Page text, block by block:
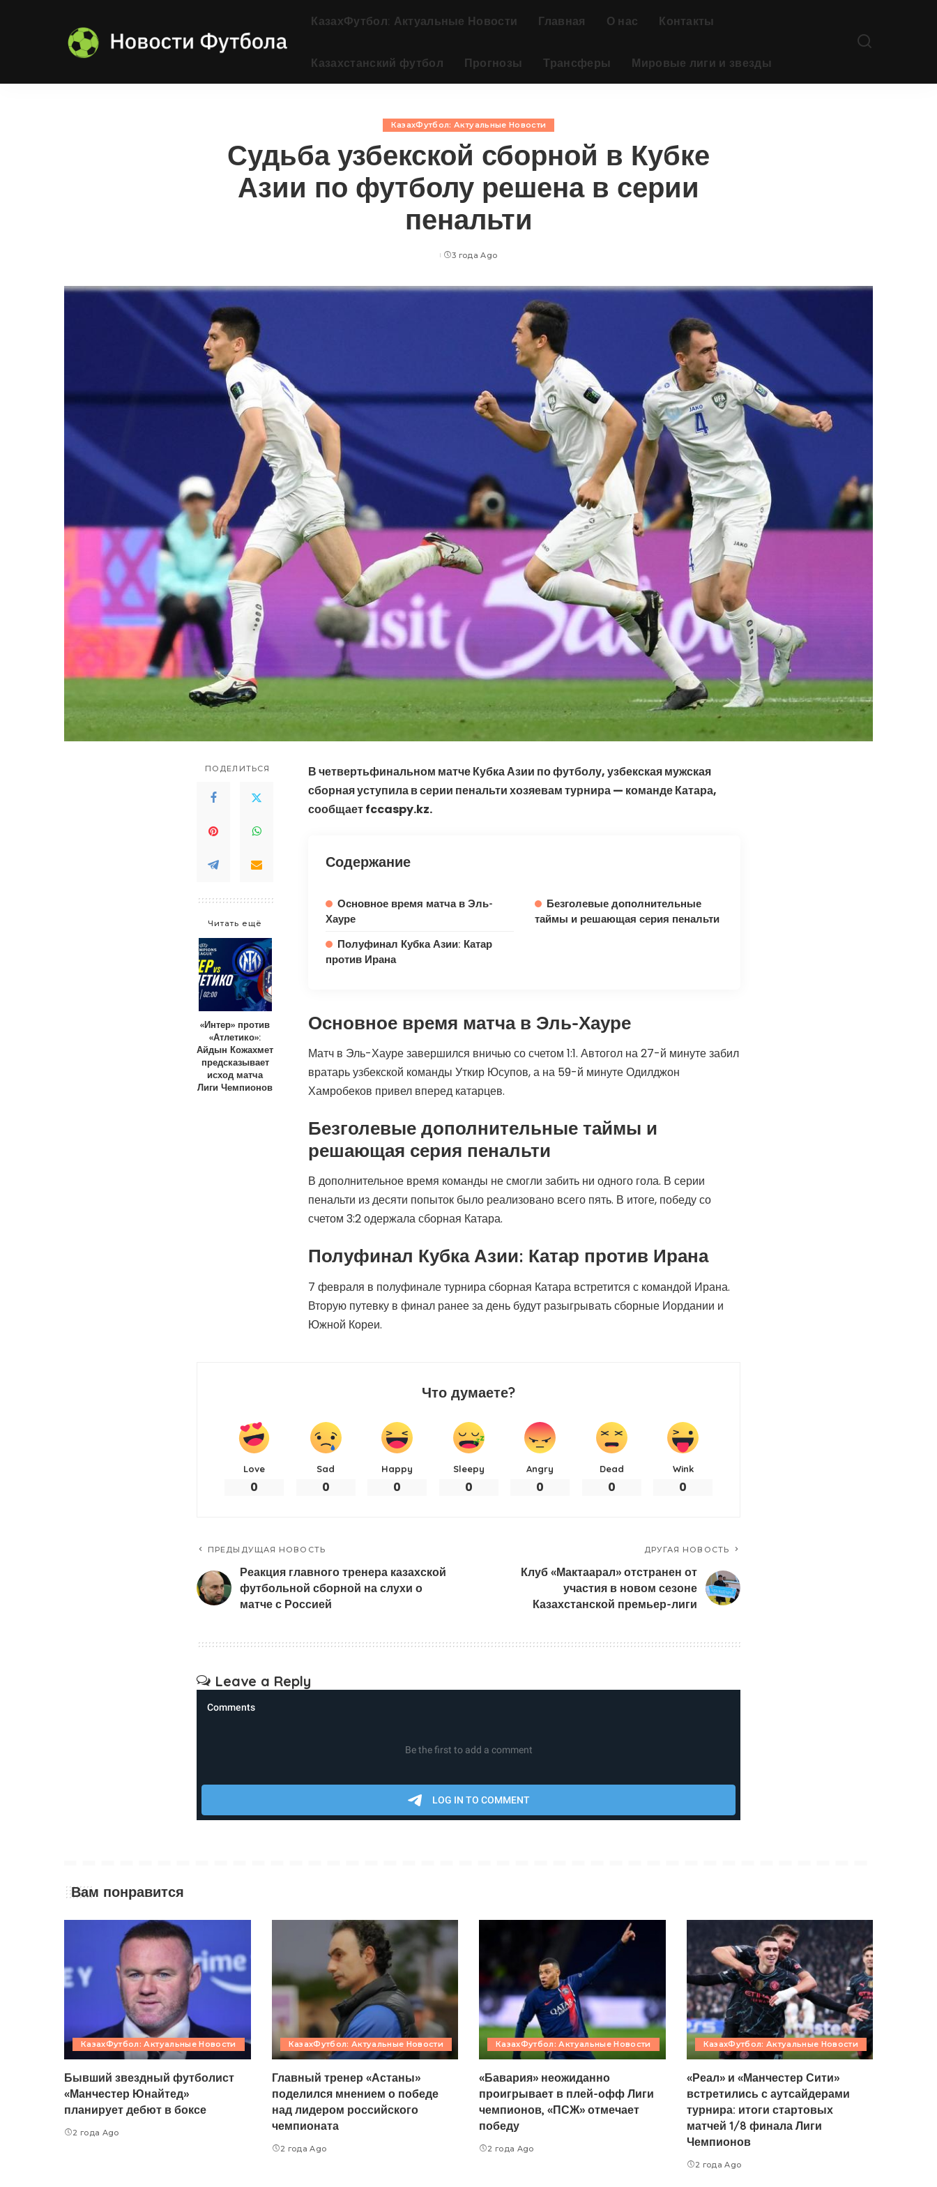
КазахФутбол: Актуальные Новости Главная О нас Контакты
Казахстанский футбол Прогнозы Трансферы Мировые лиги и звезды
КазахФутбол: Актуальные Новости
Судьба узбекской сборной в Кубке
Азии по футболу решена в серии
пенальти
Posted
3 года Ago
ПОДЕЛИТЬСЯ
Читать ещё
«Интер» против
«Атлетико»:
Айдын Кожахмет
предсказывает
исход матча
Лиги Чемпионов
В четвертьфинальном матче Кубка Азии по футболу, узбекская мужская
сборная уступила в серии пенальти хозяевам турнира — команде Катара,
сообщает fccaspy.kz.
Содержание
Основное время матча в Эль-
Хауре
Безголевые дополнительные
таймы и решающая серия пенальти
Полуфинал Кубка Азии: Катар
против Ирана
Основное время матча в Эль-Хауре
Матч в Эль-Хауре завершился вничью со счетом 1:1. Автогол на 27-й минуте забил
вратарь узбекской команды Уткир Юсупов, а на 59-й минуте Одилджон
Хамробеков привел вперед катарцев.
Безголевые дополнительные таймы и
решающая серия пенальти
В дополнительное время команды не смогли забить ни одного гола. В серии
пенальти из десяти попыток было реализовано всего пять. В итоге, победу со
счетом 3:2 одержала сборная Катара.
Полуфинал Кубка Азии: Катар против Ирана
7 февраля в полуфинале турнира сборная Катара встретится с командой Ирана.
Вторую путевку в финал ранее за день будут разыгрывать сборные Иордании и
Южной Кореи.
Что думаете?
Love
0
Sad
0
Happy
0
Sleepy
0
Angry
0
Dead
0
Wink
0
ПРЕДЫДУЩАЯ НОВОСТЬ
Реакция главного тренера казахской
футбольной сборной на слухи о
матче с Россией
ДРУГАЯ НОВОСТЬ
Клуб «Мактаарал» отстранен от
участия в новом сезоне
Казахстанской премьер-лиги
Leave a Reply
Вам понравится
КазахФутбол: Актуальные Новости
Бывший звездный футболист
«Манчестер Юнайтед»
планирует дебют в боксе
2 года Ago
КазахФутбол: Актуальные Новости
Главный тренер «Астаны»
поделился мнением о победе
над лидером российского
чемпионата
2 года Ago
КазахФутбол: Актуальные Новости
«Бавария» неожиданно
проигрывает в плей-офф Лиги
чемпионов, «ПСЖ» отмечает
победу
2 года Ago
КазахФутбол: Актуальные Новости
«Реал» и «Манчестер Сити»
встретились с аутсайдерами
турнира: итоги стартовых
матчей 1/8 финала Лиги
Чемпионов
2 года Ago